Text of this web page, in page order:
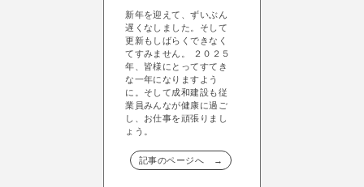
新年を迎えて、ずいぶん
遅くなしました。そして
更新もしばらくできなく
てすみません。 ２０２５
年、皆様にとってすてき
な一年になりますよう
に。そして成和建設も従
業員みんなが健康に過ご
し、お仕事を頑張りまし
ょう。
記事のページへ →